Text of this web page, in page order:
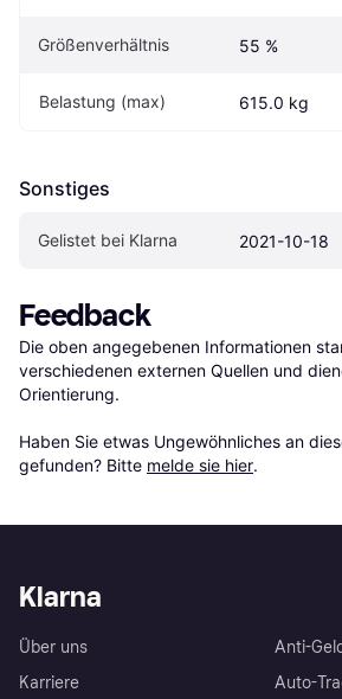
Größenverhältnis 55 %
Belastung (max) 615.0 kg
Sonstiges
Gelistet bei Klarna 2021-10-18
Feedback
Die oben angegebenen Informationen
verschiedenen externen Quellen und
Orientierung.
Haben Sie etwas Ungewöhnliches an
gefunden? Bitte melde sie hier.
Klarna
Über uns
Karriere
Anti-
Auto-